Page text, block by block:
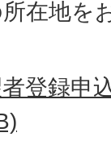
在地を
登録申